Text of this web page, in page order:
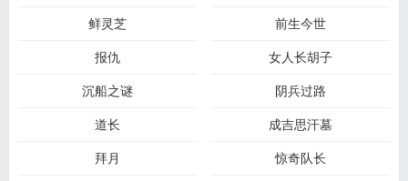
鲜灵芝
前生今世
报仇
女人长胡子
沉船之谜
阴兵过路
道长
成吉思汗墓
拜月
惊奇队长